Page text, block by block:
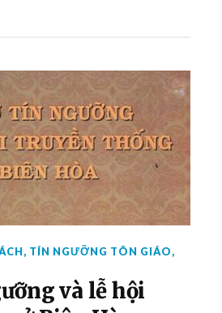
, TÍN NGƯỠNG TÔN GIÁO,
và lễ hội